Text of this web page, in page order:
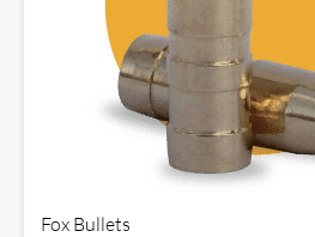
Fox Bullets